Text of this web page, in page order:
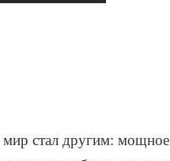
мир стал другим: мощное